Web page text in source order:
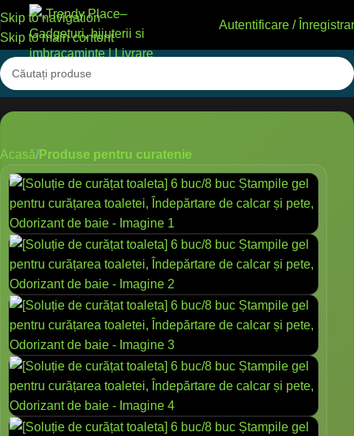
Skip to navigation
Skip to main content
Autentificare /
Acasă Produse pentru curatenie